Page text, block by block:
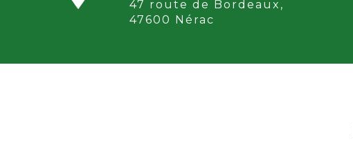
47 route de Bordeaux,
47600 Nérac